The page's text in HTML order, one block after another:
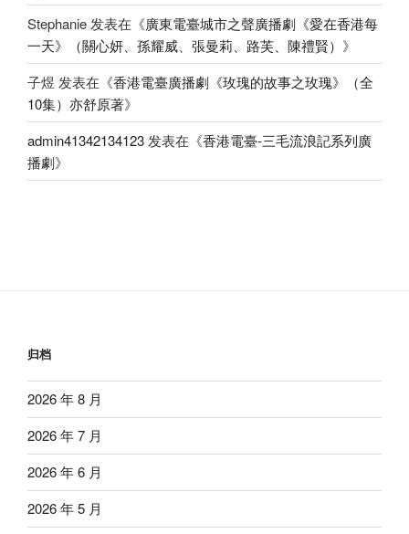
Stephanie 发表在《廣東電臺城市之聲廣播劇《愛在香港每
一天》（關心妍、孫耀威、張曼莉、路芙、陳禮賢） 》
子煜 发表在《香港電臺廣播劇《玫瑰的故事之玫瑰》（全
10集）亦舒原著》
admin41342134123 发表在《香港電臺-三毛流浪記系列廣
播劇》
归档
2026 年 8 月
2026 年 7 月
2026 年 6 月
2026 年 5 月